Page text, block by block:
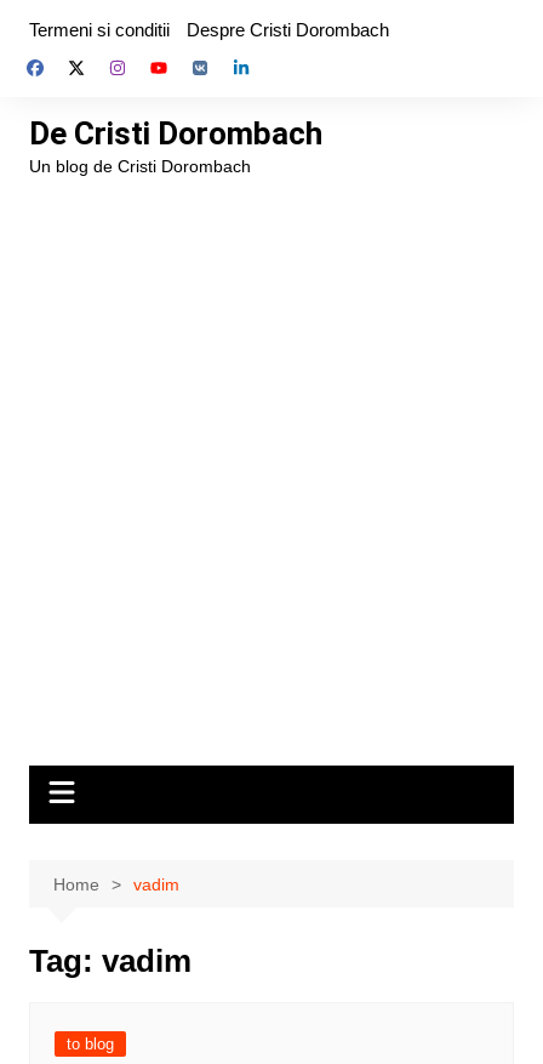
content
Termeni si conditii Despre Cristi Dorombach
De Cristi Dorombach
Un blog de Cristi Dorombach
Home vadim
Tag: vadim
to blog